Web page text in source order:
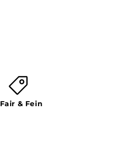
Fair & Fein